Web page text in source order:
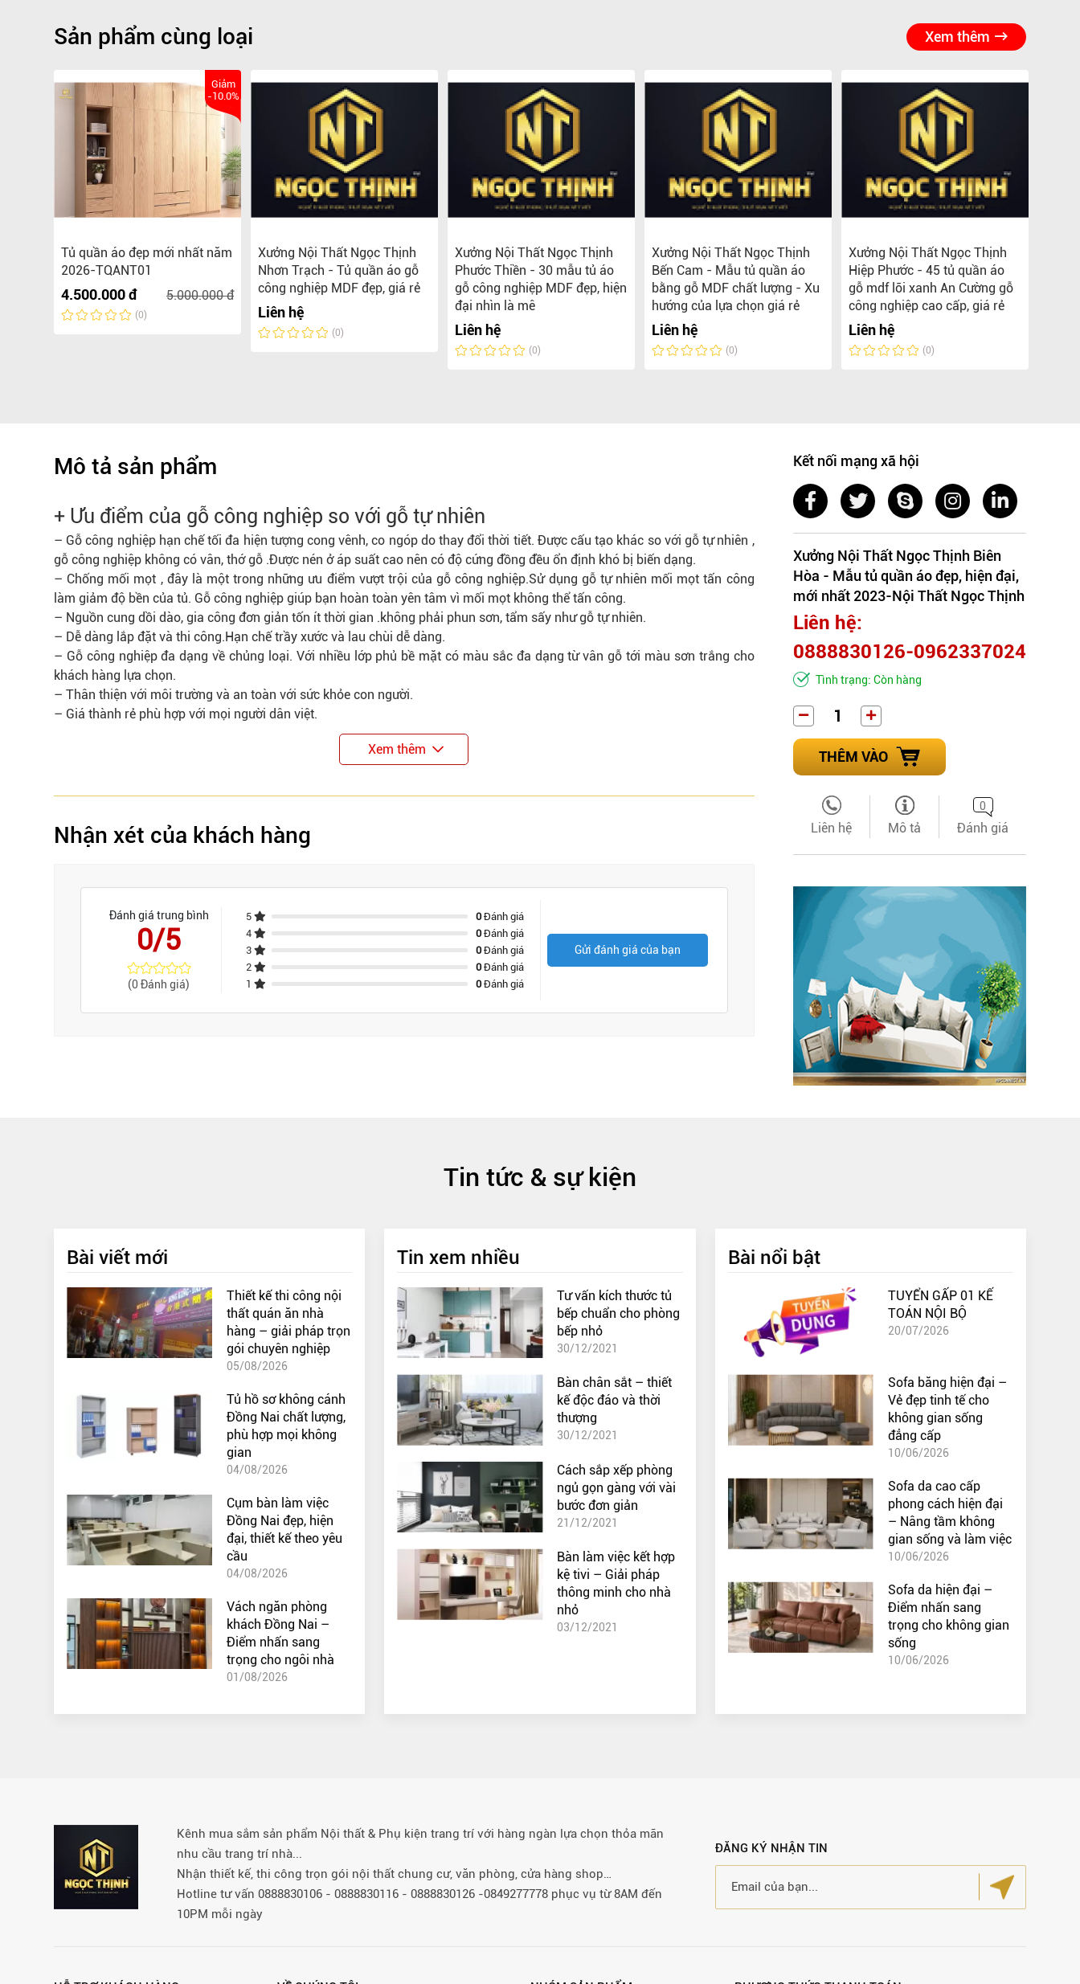
Sản phẩm cùng loại Xem thêm
Giảm
-10.0%
Tủ quần áo đẹp mới nhất năm
2026-TQANT01
4.500.000 đ 5.000.000 đ
(0)
Xưởng Nội Thất Ngọc Thịnh
Nhơn Trạch - Tủ quần áo gỗ
công nghiệp MDF đẹp, giá rẻ
Liên hệ
(0)
Xưởng Nội Thất Ngọc Thịnh
Phước Thiền - 30 mẫu tủ áo
gỗ công nghiệp MDF đẹp, hiện
đại nhìn là mê
Liên hệ
(0)
Xưởng Nội Thất Ngọc Thịnh
Bến Cam - Mẫu tủ quần áo
bằng gỗ MDF chất lượng - Xu
hướng của lựa chọn giá rẻ
Liên hệ
(0)
Xưởng Nội Thất Ngọc Thịnh
Hiệp Phước - 45 tủ quần áo
gỗ mdf lõi xanh An Cường gỗ
công nghiệp cao cấp, giá rẻ
Liên hệ
(0)
Mô tả sản phẩm
+ Ưu điểm của gỗ công nghiệp so với gỗ tự nhiên
– Gỗ công nghiệp hạn chế tối đa hiện tượng cong vênh, co ngóp do thay đổi thời tiết. Được cấu tạo khác so với gỗ tự nhiên ,
gỗ công nghiệp không có vân, thớ gỗ .Được nén ở áp suất cao nên có độ cứng đồng đều ổn định khó bị biến dạng.
– Chống mối mọt , đây là một trong những ưu điểm vượt trội của gỗ công nghiệp.Sử dụng gỗ tự nhiên mối mọt tấn công
làm giảm độ bền của tủ. Gỗ công nghiệp giúp bạn hoàn toàn yên tâm vì mối mọt không thể tấn công.
– Nguồn cung dồi dào, gia công đơn giản tốn ít thời gian .không phải phun sơn, tẩm sấy như gỗ tự nhiên.
– Dễ dàng lắp đặt và thi công.Hạn chế trầy xước và lau chùi dễ dàng.
– Gỗ công nghiệp đa dạng về chủng loại. Với nhiều lớp phủ bề mặt có màu sắc đa dạng từ vân gỗ tới màu sơn trắng cho
khách hàng lựa chọn.
– Thân thiện với môi trường và an toàn với sức khỏe con người.
– Giá thành rẻ phù hợp với mọi người dân việt.
Xem thêm
Nhận xét của khách hàng
Đánh giá trung bình
0/5
(0 Đánh giá)
5 0Đánh giá
4
0Đánh giá
3
0Đánh giá
2
0Đánh giá
1
0Đánh giá
Gửi đánh giá của bạn
Kết nối mạng xã hội
Xưởng Nội Thất Ngọc Thịnh Biên
Hòa - Mẫu tủ quần áo đẹp, hiện đại,
mới nhất 2023-Nội Thất Ngọc Thịnh
Liên hệ:
0888830126-0962337024
Tình trạng: Còn hàng
THÊM VÀO
Liên hệ Mô tả
0
Đánh giá
Tin tức & sự kiện
Bài viết mới
Thiết kế thi công nội
thất quán ăn nhà
hàng – giải pháp trọn
gói chuyên nghiệp
05/08/2026
Tủ hồ sơ không cánh
Đồng Nai chất lượng,
phù hợp mọi không
gian
04/08/2026
Cụm bàn làm việc
Đồng Nai đẹp, hiện
đại, thiết kế theo yêu
cầu
04/08/2026
Vách ngăn phòng
khách Đồng Nai –
Điểm nhấn sang
trọng cho ngôi nhà
01/08/2026
Tin xem nhiều
Tư vấn kích thước tủ
bếp chuẩn cho phòng
bếp nhỏ
30/12/2021
Bàn chân sắt – thiết
kế độc đáo và thời
thượng
30/12/2021
Cách sắp xếp phòng
ngủ gọn gàng với vài
bước đơn giản
21/12/2021
Bàn làm việc kết hợp
kệ tivi – Giải pháp
thông minh cho nhà
nhỏ
03/12/2021
Bài nổi bật
TUYỂN GẤP 01 KẾ
TOÁN NỘI BỘ
20/07/2026
Sofa băng hiện đại –
Vẻ đẹp tinh tế cho
không gian sống
đẳng cấp
10/06/2026
Sofa da cao cấp
phong cách hiện đại
– Nâng tầm không
gian sống và làm việc
10/06/2026
Sofa da hiện đại –
Điểm nhấn sang
trọng cho không gian
sống
10/06/2026
Kênh mua sắm sản phẩm Nội thất & Phụ kiện trang trí với hàng ngàn lựa chọn thỏa mãn
nhu cầu trang trí nhà...
Nhận thiết kế, thi công trọn gói nội thất chung cư, văn phòng, cửa hàng shop…
Hotline tư vấn 0888830106 - 0888830116 - 0888830126 -0849277778 phục vụ từ 8AM đến
10PM mỗi ngày
ĐĂNG KÝ NHẬN TIN